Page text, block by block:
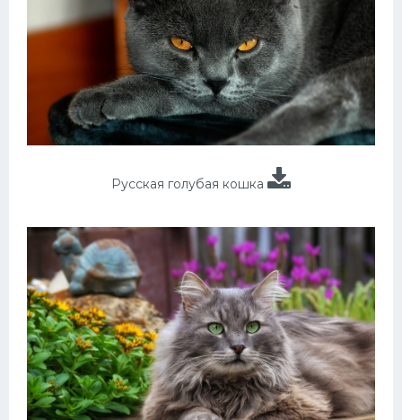
Русская голубая кошка